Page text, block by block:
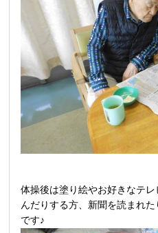
体操後は塗り絵やお好きなテ
んだりする方、新聞を読まれ
です♪